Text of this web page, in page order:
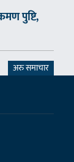
पुष्टि,
अरु समाचार